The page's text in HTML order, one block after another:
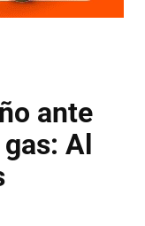
ante
Al